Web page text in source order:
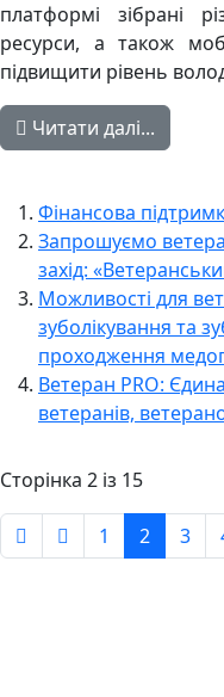
платформі зібрані
ресурси, а також
підвищити рівень
Читати далі...
Фінансова
Запрошуємо
захід:
Можливості для
зуболікування та
проходження
Ветеран PRO:
ветеранів,
Сторінка 2 із 15
1 2 3